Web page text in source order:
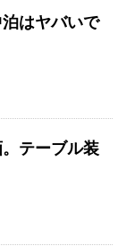
はヤバいで
テーブル装